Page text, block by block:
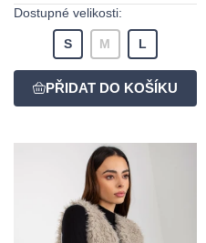
Dostupné velikosti:
S M L